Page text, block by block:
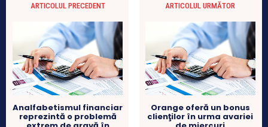
ARTICOLUL PRECEDENT
Analfabetismul financiar
reprezintă o problemă
ARTICOLUL URMĂTOR
Orange oferă un bonus
clienţilor în urma avariei